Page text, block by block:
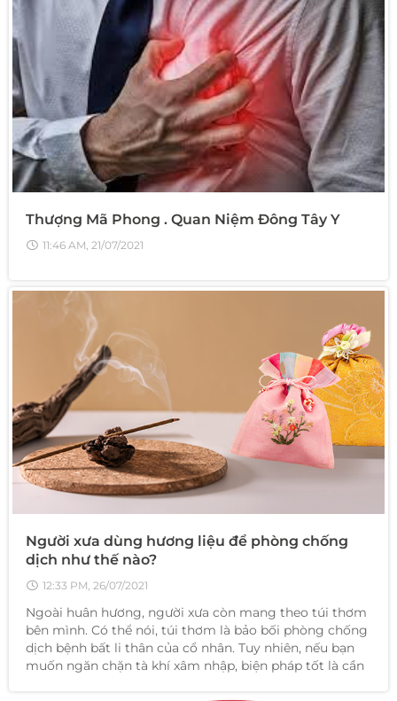
Thượng Mã Phong . Quan Niệm Đông Tây Y
11:46 AM, 21/07/2021
Người xưa dùng hương liệu để phòng chống
dịch như thế nào?
12:33 PM, 26/07/2021
Ngoài huân hương, người xưa còn mang theo túi thơm
bên mình. Có thể nói, túi thơm là bảo bối phòng chống
dịch bệnh bất li thân của cổ nhân. Tuy nhiên, nếu bạn
muốn ngăn chặn tà khí xâm nhập, biện pháp tốt là cần